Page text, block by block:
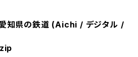
知県の鉄道 (Aichi / デジタル /